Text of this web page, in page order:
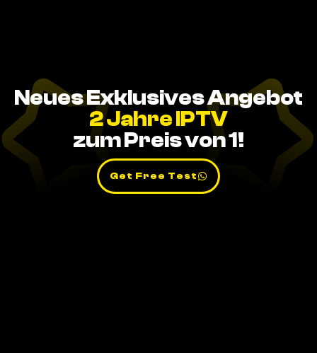
Neues Exklusives Angebot
2 Jahre IPTV
zum Preis von 1!
Get Free Test